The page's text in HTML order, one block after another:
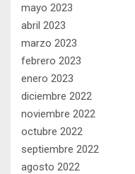
mayo 2023
abril 2023
marzo 2023
febrero 2023
enero 2023
diciembre 2022
noviembre 2022
octubre 2022
septiembre 2022
agosto 2022